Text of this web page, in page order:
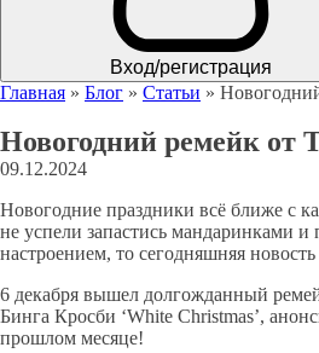
Вход/регистрация
Главная » Блог » Статьи »
Новогодний ремейк от
09.12.2024
Новогодние праздники всё ближе с
не успели запастись мандаринками
настроением, то сегодняшняя
6 декабря вышел долгожданный
Бинга Кросби ‘White Christmas’,
прошлом месяце!